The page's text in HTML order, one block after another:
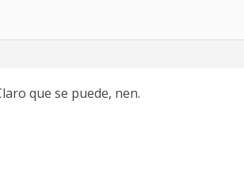
que se puede, nen.